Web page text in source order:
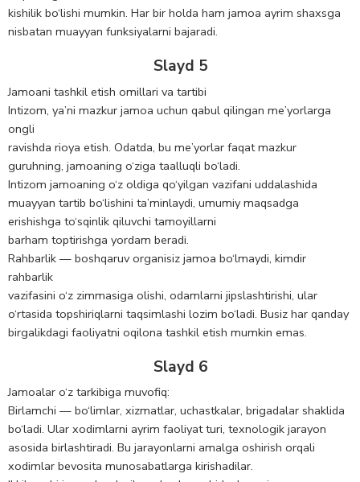
kishilik bo‘lishi mumkin. Har bir hоlda ham jamoa ayrim shaxsga
nisbatan muayyan funksiyalarni bajaradi.
Slayd 5
Jamoani tashkil etish omillari va tartibi
Intizom, ya’ni mazkur jamoa uchun qabul qilingan me’yorlarga
ongli
ravishda rioya etish. Odatda, bu me’yorlar faqat mazkur
guruhning, jamоaning o‘ziga taalluqli bo‘ladi.
Intizom jamoaning o‘z oldiga qo‘yilgan vazifani uddalashida
muayyan tartib bo‘lishini ta’minlaydi, umumiy maqsadga
erishishga to‘sqinlik qiluvchi tamoyillarni
barham toptirishga yordam beradi.
Rahbarlik — boshqaruv organisiz jamoa bo‘lmaydi, kimdir
rahbarlik
vazifasini o‘z zimmasiga olishi, odamlarni jipslashtirishi, ular
o‘rtasida topshiriqlarni taqsimlashi lozim bo‘ladi. Busiz har qanday
birgalikdagi faoliyatni oqilona tashkil etish mumkin emas.
Slayd 6
Jamoalar o‘z tarkibiga muvofiq:
Birlamchi — bo‘limlar, xizmatlar, uchastkalar, brigadalar shaklida
bo‘ladi. Ular xodimlarni ayrim faoliyat turi, texnologik jarayon
asosida birlashtiradi. Bu jarayonlarni amalga oshirish orqali
xodimlar bevosita munosabatlarga kirishadilar.